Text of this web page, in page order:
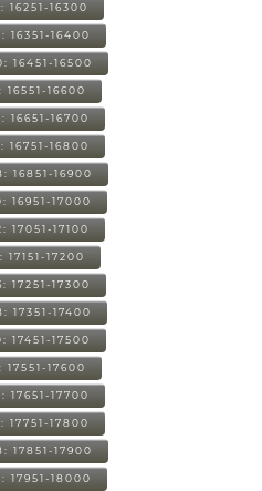
16251-16300
16351-16400
16451-16500
16551-16600
16651-16700
16751-16800
16851-16900
16951-17000
17051-17100
17151-17200
17251-17300
17351-17400
17451-17500
17551-17600
17651-17700
17751-17800
17851-17900
17951-18000